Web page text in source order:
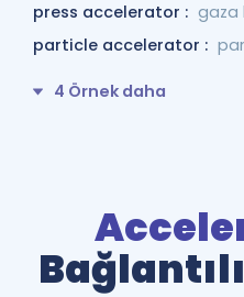
press accelerator : gaza
particle accelerator :
4 Örnek daha